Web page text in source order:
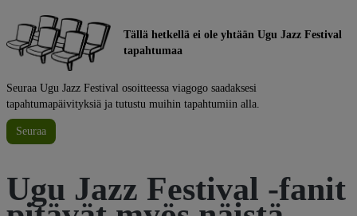
Tällä hetkellä ei ole yhtään Ugu Jazz Festival
tapahtumaa
Seuraa Ugu Jazz Festival osoitteessa viagogo saadaksesi
tapahtumapäivityksiä ja tutustu muihin tapahtumiin alla.
Seuraa
Ugu Jazz Festival -fanit